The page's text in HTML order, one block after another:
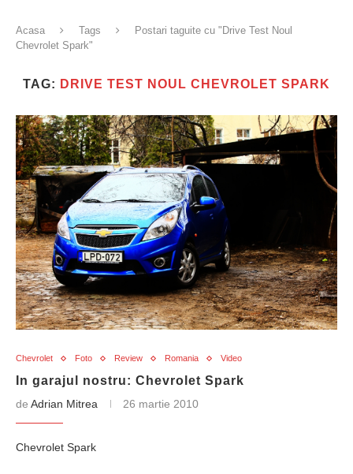
Acasa Tags
Postari taguite cu "Drive Test Noul
Chevrolet Spark"
TAG: DRIVE TEST NOUL CHEVROLET SPARK
Chevrolet Foto Review Romania Video
In garajul nostru: Chevrolet Spark
de Adrian Mitrea 26 martie 2010
Chevrolet Spark